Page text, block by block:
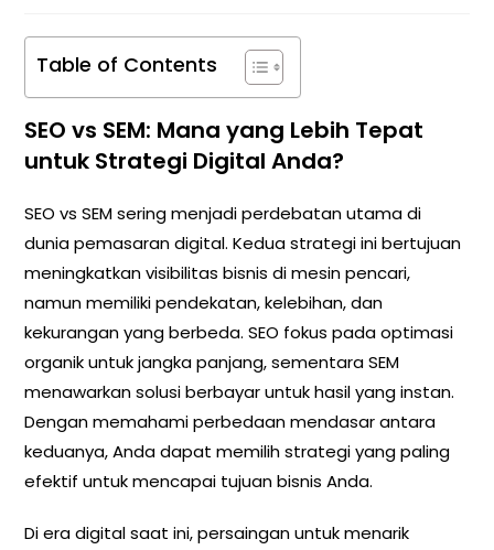
Table of Contents
SEO vs SEM: Mana yang Lebih Tepat
untuk Strategi Digital Anda?
SEO vs SEM sering menjadi perdebatan utama di
dunia pemasaran digital. Kedua strategi ini bertujuan
meningkatkan visibilitas bisnis di mesin pencari,
namun memiliki pendekatan, kelebihan, dan
kekurangan yang berbeda. SEO fokus pada optimasi
organik untuk jangka panjang, sementara SEM
menawarkan solusi berbayar untuk hasil yang instan.
Dengan memahami perbedaan mendasar antara
keduanya, Anda dapat memilih strategi yang paling
efektif untuk mencapai tujuan bisnis Anda.
Di era digital saat ini, persaingan untuk menarik